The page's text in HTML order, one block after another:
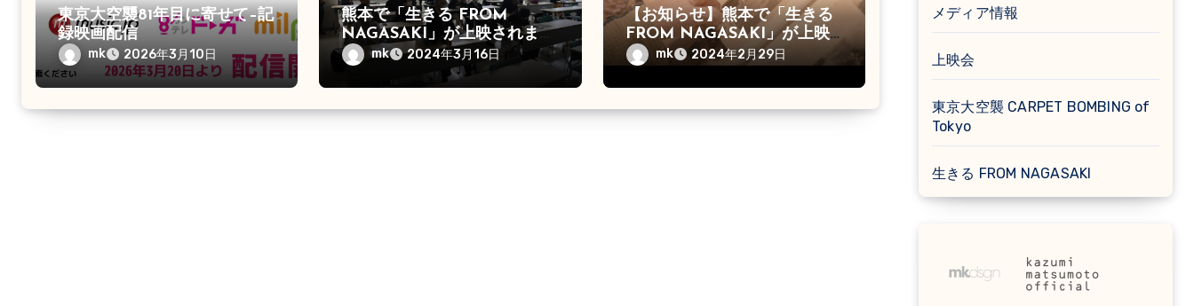
東京大空襲81年目に寄せて–記
録映画配信
mk 2026年3月10日
熊本で「生きる FROM
NAGASAKI」が上映されまし
た
mk 2024年3月16日
【お知らせ】熊本で「生きる
FROM NAGASAKI」が上映
されます
mk 2024年2月29日
メディア情報
上映会
東京大空襲 CARPET BOMBING of
Tokyo
生きる FROM NAGASAKI